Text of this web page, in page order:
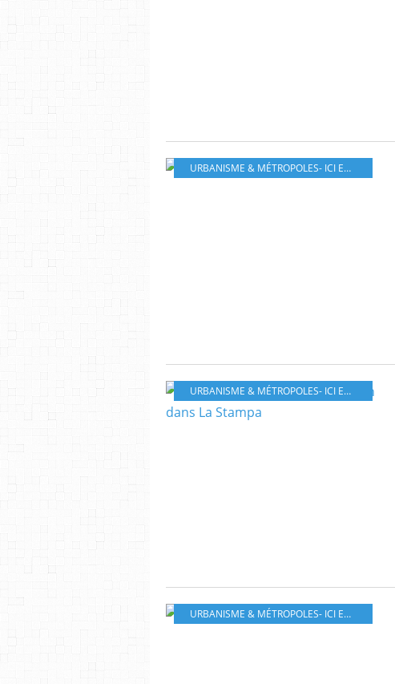
URBANISME & MÉTROPOLES- ICI ET AILLEURS
URBANISME & MÉTROPOLES- ICI ET AILLEURS
URBANISME & MÉTROPOLES- ICI ET AILLEURS